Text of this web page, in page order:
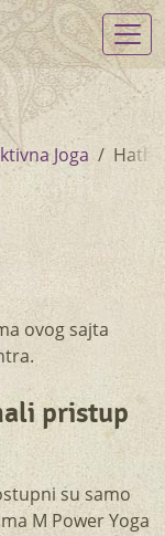
Joga
ovog sajta
pristup
su samo
M Power Yoga